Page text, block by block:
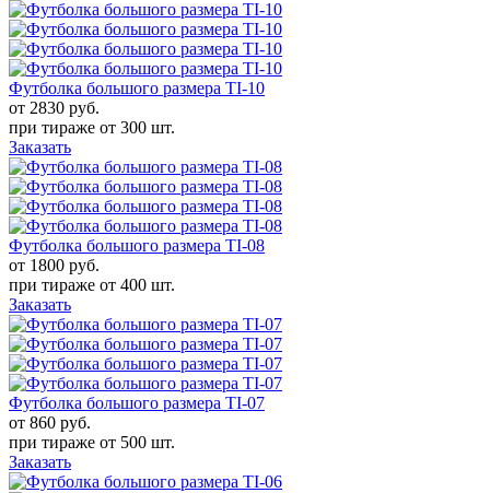
Футболка большого размера TI-10
от 2830 руб.
при тираже от 300 шт.
Заказать
Футболка большого размера TI-08
от 1800 руб.
при тираже от 400 шт.
Заказать
Футболка большого размера TI-07
от 860 руб.
при тираже от 500 шт.
Заказать